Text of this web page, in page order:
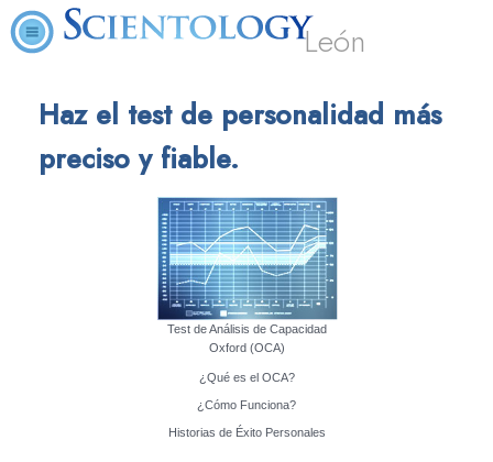
León
Haz el test de personalidad más
preciso y fiable.
Test de Análisis de Capacidad
Oxford (OCA)
¿Qué es el OCA?
¿Cómo Funciona?
Historias de Éxito Personales